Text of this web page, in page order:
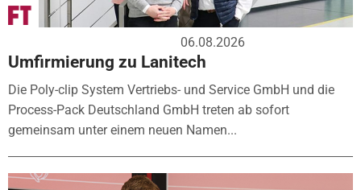
06.08.2026
Umfirmierung zu Lanitech
Die Poly-clip System Vertriebs- und Service GmbH und die
Process-Pack Deutschland GmbH treten ab sofort
gemeinsam unter einem neuen Namen...